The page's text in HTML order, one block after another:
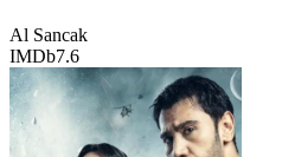
Al Sancak
IMDb7.6